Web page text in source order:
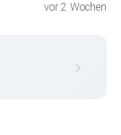
vor 2 Wochen